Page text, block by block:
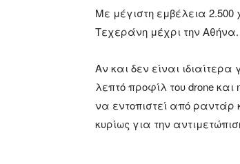
Με μέγιστη εμβέλεια
Τεχεράνη μέχρι την Αθήνα.
Αν και δεν είναι
λεπτό προφίλ του drone
να εντοπιστεί από ραντάρ
κυρίως για την